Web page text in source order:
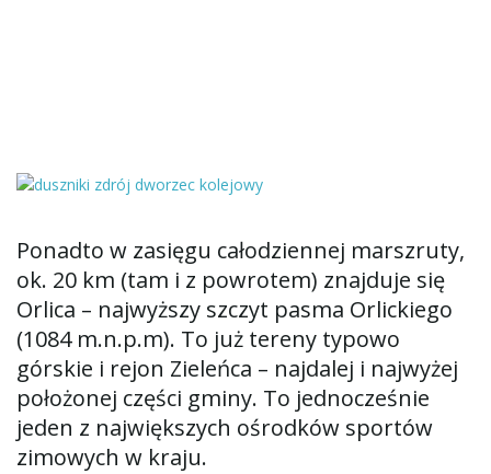
Ponadto w zasięgu całodziennej marszruty,
ok. 20 km (tam i z powrotem) znajduje się
Orlica – najwyższy szczyt pasma Orlickiego
(1084 m.n.p.m). To już tereny typowo
górskie i rejon Zieleńca – najdalej i najwyżej
położonej części gminy. To jednocześnie
jeden z największych ośrodków sportów
zimowych w kraju.